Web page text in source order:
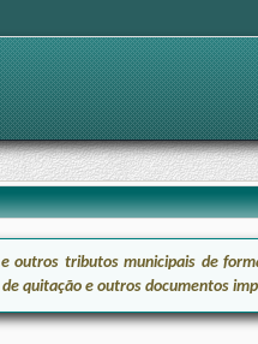
outros tributos municipais de
quitação e outros documentos